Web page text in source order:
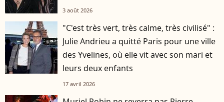
3 août 2026
"C'est très vert, très calme, très civilisé" :
Julie Andrieu a quitté Paris pour une ville
des Yvelines, où elle vit avec son mari et
leurs deux enfants
17 avril 2026